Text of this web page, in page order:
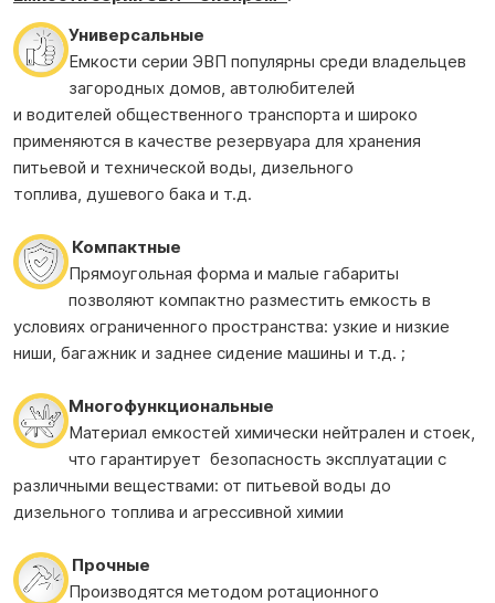
Универсальные
Емкости серии ЭВП популярны среди владельцев
загородных домов, автолюбителей
и водителей общественного транспорта и широко
применяются в качестве резервуара для хранения
питьевой и технической воды, дизельного
топлива, душевого бака и т.д.
Компактные
Прямоугольная форма и малые габариты
позволяют компактно разместить емкость в
условиях ограниченного пространства: узкие и низкие
ниши, багажник и заднее сидение машины и т.д. ;
Многофункциональные
Материал емкостей химически нейтрален и стоек,
что гарантирует безопасность эксплуатации с
различными веществами: от питьевой воды до
дизельного топлива и агрессивной химии
Прочные
Производятся методом ротационного